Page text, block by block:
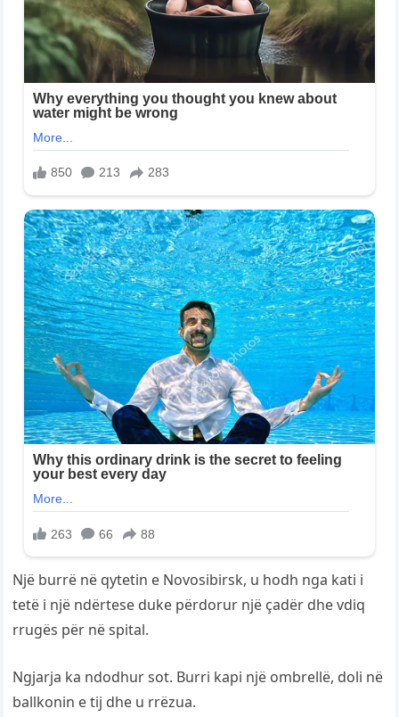
Një burrë në qytetin e Novosibirsk, u hodh nga kati i
tetë i një ndërtese duke përdorur një çadër dhe vdiq
rrugës për në spital.
Ngjarja ka ndodhur sot. Burri kapi një ombrellë, doli në
ballkonin e tij dhe u rrëzua.